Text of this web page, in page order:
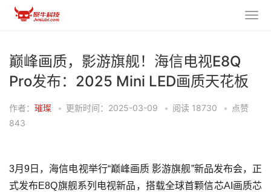
巅峰画质，影游旗舰！海信电视E8Q
Pro发布：2025 Mini LED画质天花板
作者： 璀璨 • 更新时间：2025-03-09 • 阅读 18730 • 点赞
843
3月9日，海信电视举行“巅峰画质 影游旗舰”新品发布会，正
式发布E8Q旗舰系列电视新品，搭载全球首颗信芯AI画质芯